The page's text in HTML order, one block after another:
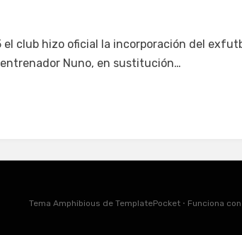
el club hizo oficial la incorporación del
Nuno, en sustitución…
Tema Amphibious de TemplatePocket ⋅ Funciona con